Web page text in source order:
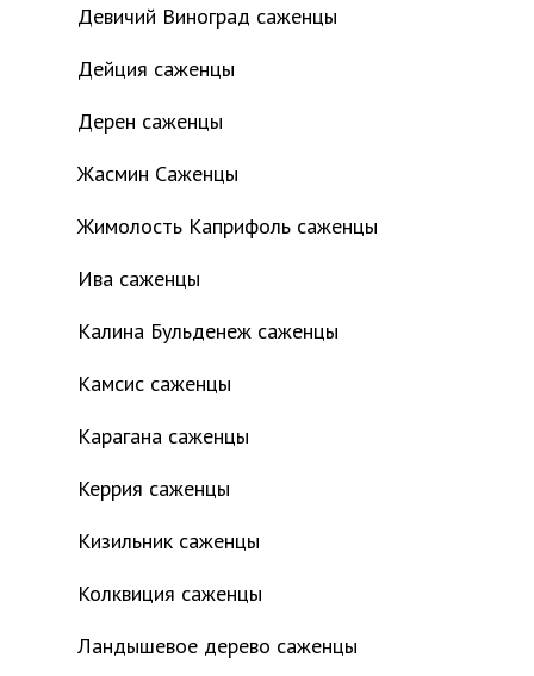
Девичий Виноград саженцы
Дейция саженцы
Дерен саженцы
Жасмин Саженцы
Жимолость Каприфоль саженцы
Ива саженцы
Калина Бульденеж саженцы
Камсис саженцы
Карагана саженцы
Керрия саженцы
Кизильник саженцы
Колквиция саженцы
Ландышевое дерево саженцы